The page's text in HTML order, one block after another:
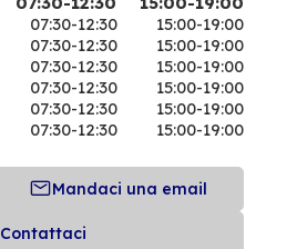
07:30-12:30
15:00-19:00
07:30-12:30
15:00-19:00
07:30-12:30
15:00-19:00
07:30-12:30
15:00-19:00
07:30-12:30
15:00-19:00
07:30-12:30 15:00-19:00
Mandaci una email
Contattaci